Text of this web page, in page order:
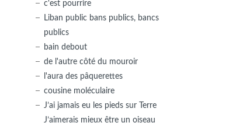
c'est pourrire
Liban public bans publics, bancs
publics
bain debout
de l'autre côté du mouroir
l'aura des pâquerettes
cousine moléculaire
J’ai jamais eu les pieds sur Terre
J’aimerais mieux être un oiseau